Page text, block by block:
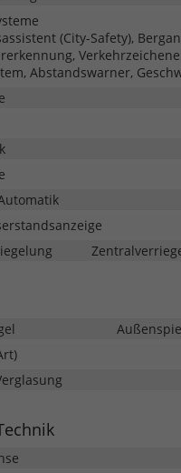
(City-Safety),
Abstandswarner,